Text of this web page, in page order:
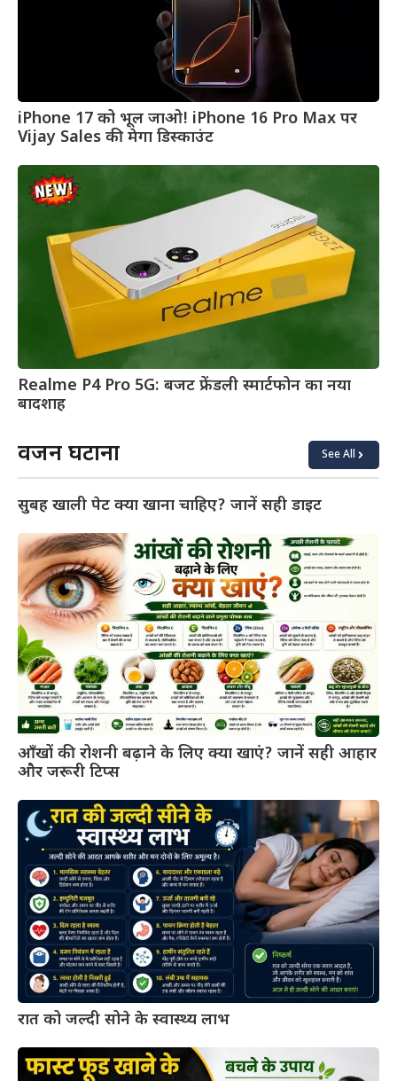
iPhone 17 को भूल जाओ! iPhone 16 Pro Max पर
Vijay Sales की मेगा डिस्काउंट
Realme P4 Pro 5G: बजट फ्रेंडली स्मार्टफोन का नया
बादशाह
वजन घटाना See All
सुबह खाली पेट क्या खाना चाहिए? जानें सही डाइट
आँखों की रोशनी बढ़ाने के लिए क्या खाएं? जानें सही आहार
और जरूरी टिप्स
रात को जल्दी सोने के स्वास्थ्य लाभ